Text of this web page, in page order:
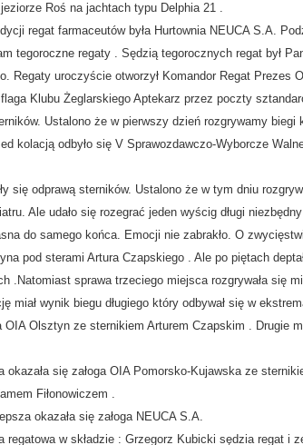
Roś na jachtach typu Delphia 21 .
regat farmaceutów była Hurtownia NEUCA S.A.
tegoroczne regaty . Sędzią tegorocznych regat był
uroczyście otworzył Komandor Regat Prezes
Klubu Żeglarskiego Aptekarz przez poczty
Ustalono że w pierwszy dzień rozgrywamy
kolacją odbyło się V Sprawozdawczo-Wyborcze
odprawą sterników. Ustalono że w tym dniu
Ale udało się rozegrać jeden wyścig długi
do samego końca. Emocji nie zabrakło. O
pod sterami Artura Czapskiego . Ale po piętach
.Natomiast sprawa trzeciego miejsca rozgrywała się
wynik biegu długiego który odbywał się w
Olsztyn ze sternikiem Arturem Czapskim . Drugie
się załoga OIA Pomorsko-Kujawska ze
Fiłonowiczem .
okazała się załoga NEUCA S.A.
w składzie : Grzegorz Kubicki sędzia regat i